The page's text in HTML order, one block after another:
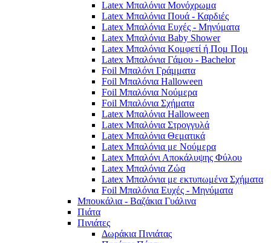
Latex Μπαλόνια Μονόχρωμα
Latex Μπαλόνια Πουά - Καρδιές
Latex Μπαλόνια Ευχές - Μηνύματα
Latex Μπαλόνια Baby Shower
Latex Μπαλόνια Κομφετί ή Πομ Πομ
Latex Μπαλόνια Γάμου - Bachelor
Foil Μπαλόνι Γράμματα
Foil Μπαλόνια Halloween
Foil Μπαλόνια Νούμερα
Foil Μπαλόνια Σχήματα
Latex Μπαλόνια Halloween
Latex Μπαλόνια Στρογγυλά
Latex Μπαλόνια Θεματικά
Latex Μπαλόνια με Νούμερα
Latex Μπαλόνι Αποκάλυψης Φύλου
Latex Μπαλόνια Ζώα
Latex Μπαλόνια με εκτυπωμένα Σχήματα
Foil Μπαλόνια Ευχές - Μηνύματα
Μπουκάλια - Βαζάκια Γυάλινα
Πιάτα
Πινιάτες
Δωράκια Πινιάτας